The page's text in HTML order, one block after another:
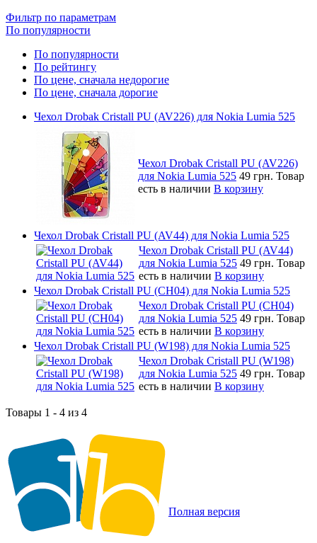
Фильтр по параметрам
По популярности
По популярности
По рейтингу
По цене, сначала недорогие
По цене, сначала дорогие
Чехол Drobak Cristall PU (AV226) для Nokia Lumia 525
Чехол Drobak Cristall PU (AV226)
для Nokia Lumia 525 49 грн. Товар
есть в наличии В корзину
Чехол Drobak Cristall PU (AV44) для Nokia Lumia 525
Чехол Drobak Cristall PU (AV44)
для Nokia Lumia 525 49 грн. Товар
есть в наличии В корзину
Чехол Drobak Cristall PU (CH04) для Nokia Lumia 525
Чехол Drobak Cristall PU (CH04)
для Nokia Lumia 525 49 грн. Товар
есть в наличии В корзину
Чехол Drobak Cristall PU (W198) для Nokia Lumia 525
Чехол Drobak Cristall PU (W198)
для Nokia Lumia 525 49 грн. Товар
есть в наличии В корзину
Товары 1 - 4 из 4
Полная версия